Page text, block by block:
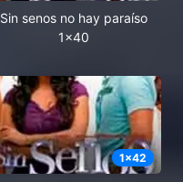
Sin senos no hay paraíso
1x40
1x42